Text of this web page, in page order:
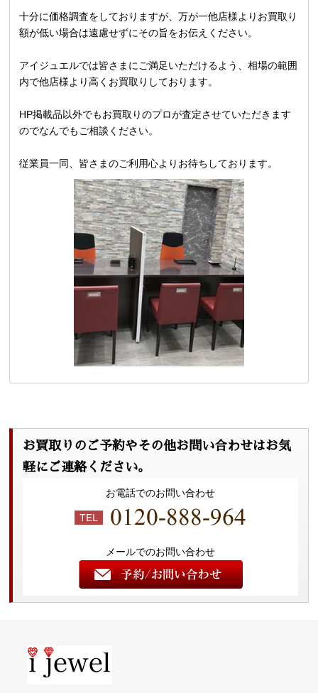
十分に価格調査をしておりますが、万が一他店様よりお買取り
額が低い場合は遠慮せずにその旨をお伝えください。
アイジュエルでは皆さまにご満足いただけるよう、相場の範囲
内で他店様より高くお買取りしております。
HP掲載品以外でもお買取りのプロが査定させていただきます
のでなんでもご相談ください。
従業員一同、皆さまのご利用心よりお待ちしております。
お買取りのご予約やその他お問い合わせはお気
軽にご連絡ください。
お電話でのお問い合わせ
メールでのお問い合わせ